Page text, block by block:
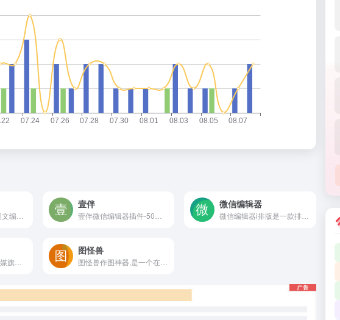
壹伴 微信编辑器
365编辑器是微梦传媒旗下的一款微信编辑器,拥有海量正版素材、模板,动图图库,提供文章一键排版,微信图文美化和公众号内容编辑功能,支持实时预览,一键秒刷,多平台一键同步,实现新媒体编辑的多样化内容运营
图怪兽